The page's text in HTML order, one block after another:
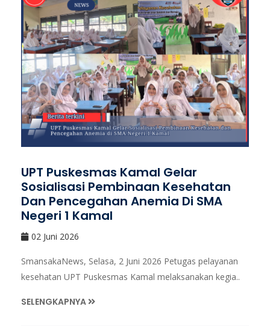
UPT Puskesmas Kamal Gelar
Sosialisasi Pembinaan Kesehatan
Dan Pencegahan Anemia Di SMA
Negeri 1 Kamal
02 Juni 2026
SmansakaNews, Selasa, 2 Juni 2026 Petugas pelayanan
kesehatan UPT Puskesmas Kamal melaksanakan kegia..
SELENGKAPNYA